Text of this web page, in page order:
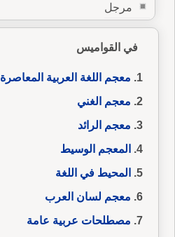
مرجل
في القواميس
معجم اللغة العربية المعاصرة
معجم الغني
معجم الرائد
المعجم الوسيط
المحيط في اللغة
معجم لسان العرب
مصطلحات عربية عامة